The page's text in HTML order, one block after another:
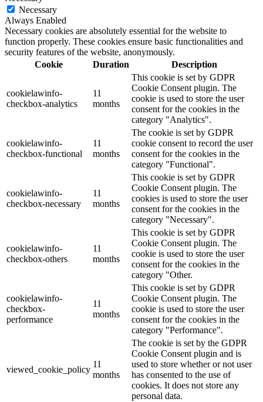
Necessary
Always Enabled
Necessary cookies are absolutely essential for the website to
function properly. These cookies ensure basic functionalities and
security features of the website, anonymously.
Cookie
Duration Description
cookielawinfo-
checkbox-analytics
11
months
This cookie is set by GDPR
Cookie Consent plugin. The
cookie is used to store the user
consent for the cookies in the
category "Analytics".
cookielawinfo-
checkbox-functional
11
months
The cookie is set by GDPR
cookie consent to record the user
consent for the cookies in the
category "Functional".
cookielawinfo-
checkbox-necessary
11
months
This cookie is set by GDPR
Cookie Consent plugin. The
cookies is used to store the user
consent for the cookies in the
category "Necessary".
cookielawinfo-
checkbox-others
11
months
This cookie is set by GDPR
Cookie Consent plugin. The
cookie is used to store the user
consent for the cookies in the
category "Other.
cookielawinfo-
checkbox-
performance
11
months
This cookie is set by GDPR
Cookie Consent plugin. The
cookie is used to store the user
consent for the cookies in the
category "Performance".
viewed_cookie_policy
11
months
The cookie is set by the GDPR
Cookie Consent plugin and is
used to store whether or not user
has consented to the use of
cookies. It does not store any
personal data.